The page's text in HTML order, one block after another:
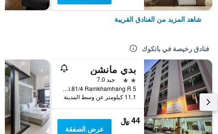
شاهد المزيد من الفنادق القريبة
فنادق رخيصة في بانكوك
بدي مانشن
2 نجمتين
جيد 7.0
5 Soi.81/4 Ramkhamhang R., بانكوك, تايلاند
11.1 كيلومتر عن وسط المدينة
44 ﷼
عرض الصفقة